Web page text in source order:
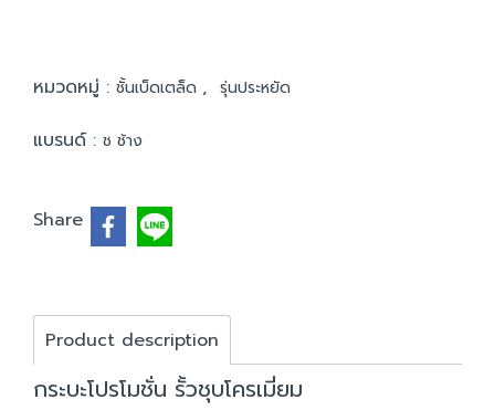
หมวดหมู่ : ชั้นเบ็ดเตล็ด , รุ่นประหยัด
แบรนด์ : ช ช้าง
Share
Product description
กระบะโปรโมชั่น รั้วชุบโครเมี่ยม